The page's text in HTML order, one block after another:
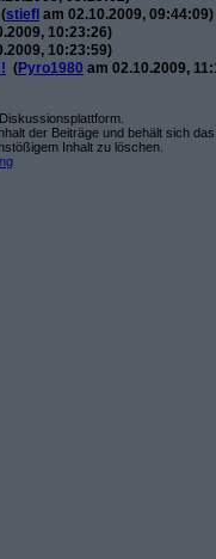
(stiefl am 02.10.2009, 09:44:09)
10:23:26)
10:23:59)
(Pyro1980 am 02.10.2009,
der Beiträge und behält sich das
Inhalt zu löschen.